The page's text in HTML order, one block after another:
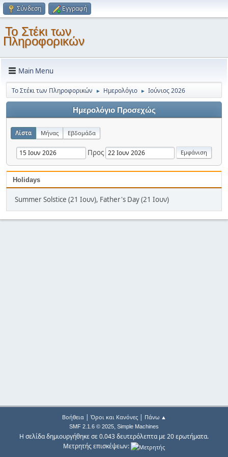
Σύνδεση Εγγραφή
Το Στέκι των
Πληροφορικών
Main Menu
Το Στέκι των Πληροφορικών ► Ημερολόγιο ► Ιούνιος 2026
Ημερολόγιο Προσεχώς
Λίστα Μήνας Εβδομάδα
Προς
Holidays
Summer Solstice (21 Ιουν), Father's Day (21 Ιουν)
Βοήθεια| Όροι και Κανόνες| Πάνω ▲
SMF 2.1.6 © 2025, Simple Machines
Η σελίδα δημιουργήθηκε σε 0.043 δευτερόλεπτα με 20 ερωτήματα.
Μετρητής επισκέψεων: